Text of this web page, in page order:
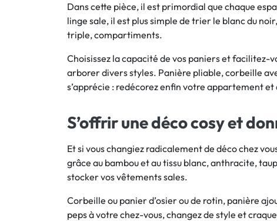
Dans cette pièce, il est primordial que chaque
linge sale, il est plus simple de trier le blanc du
triple, compartiments.
Choisissez la capacité de vos paniers et facilitez-
arborer divers styles. Panière pliable, corbeille
s’apprécie : redécorez enfin votre appartement
S’offrir une déco cosy et
Et si vous changiez radicalement de déco chez
grâce au bambou et au tissu blanc, anthracite,
stocker vos vêtements sales.
Corbeille ou panier d’osier ou de rotin, panière
peps à votre chez-vous, changez de style et